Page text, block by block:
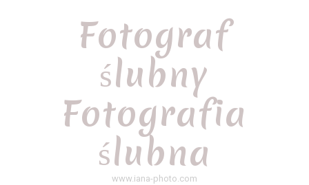
Fotograf
ślubny
Fotografia
ślubna
www.iana-photo.com